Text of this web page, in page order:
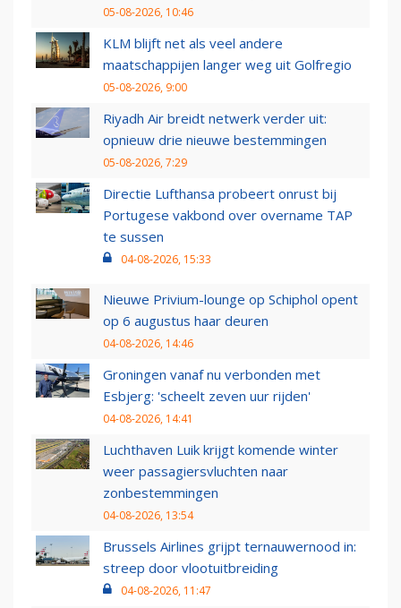
05-08-2026, 10:46
KLM blijft net als veel andere
maatschappijen langer weg uit Golfregio
05-08-2026, 9:00
Riyadh Air breidt netwerk verder uit:
opnieuw drie nieuwe bestemmingen
05-08-2026, 7:29
Directie Lufthansa probeert onrust bij
Portugese vakbond over overname TAP
te sussen
04-08-2026, 15:33
Nieuwe Privium-lounge op Schiphol opent
op 6 augustus haar deuren
04-08-2026, 14:46
Groningen vanaf nu verbonden met
Esbjerg: 'scheelt zeven uur rijden'
04-08-2026, 14:41
Luchthaven Luik krijgt komende winter
weer passagiersvluchten naar
zonbestemmingen
04-08-2026, 13:54
Brussels Airlines grijpt ternauwernood in:
streep door vlootuitbreiding
04-08-2026, 11:47